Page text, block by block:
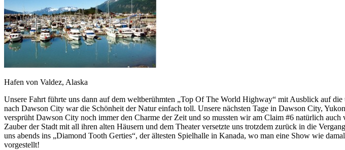
Hafen von Valdez, Alaska
Unsere Fahrt führte uns dann auf dem weltberühmten „Top Of The World Highway“ mit Ausblick auf
nach Dawson City war die Schönheit der Natur einfach toll. Unsere nächsten Tage in Dawson City,
versprüht Dawson City noch immer den Charme der Zeit und so mussten wir am Claim #6 natürlich
Zauber der Stadt mit all ihren alten Häusern und dem Theater versetzte uns trotzdem zurück in die
uns abends ins „Diamond Tooth Gerties“, der ältesten Spielhalle in Kanada, wo man eine Show wie
vorgestellt!